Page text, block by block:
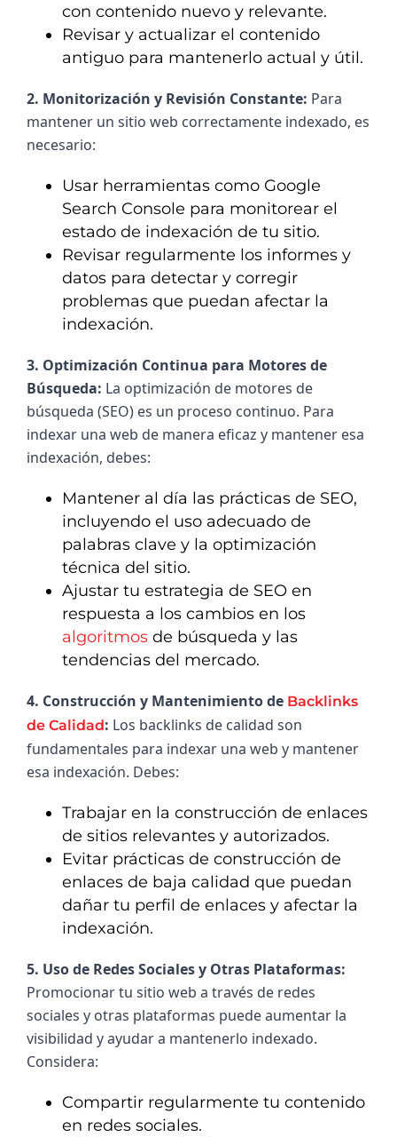
con contenido nuevo y relevante.
Revisar y actualizar el contenido
antiguo para mantenerlo actual y útil.
2. Monitorización y Revisión Constante: Para
mantener un sitio web correctamente indexado, es
necesario:
Usar herramientas como Google
Search Console para monitorear el
estado de indexación de tu sitio.
Revisar regularmente los informes y
datos para detectar y corregir
problemas que puedan afectar la
indexación.
3. Optimización Continua para Motores de
Búsqueda: La optimización de motores de
búsqueda (SEO) es un proceso continuo. Para
indexar una web de manera eficaz y mantener esa
indexación, debes:
Mantener al día las prácticas de SEO,
incluyendo el uso adecuado de
palabras clave y la optimización
técnica del sitio.
Ajustar tu estrategia de SEO en
respuesta a los cambios en los
algoritmos de búsqueda y las
tendencias del mercado.
4. Construcción y Mantenimiento de Backlinks
de Calidad: Los backlinks de calidad son
fundamentales para indexar una web y mantener
esa indexación. Debes:
Trabajar en la construcción de enlaces
de sitios relevantes y autorizados.
Evitar prácticas de construcción de
enlaces de baja calidad que puedan
dañar tu perfil de enlaces y afectar la
indexación.
Promocionar tu sitio web a través de redes
sociales y otras plataformas puede aumentar la
visibilidad y ayudar a mantenerlo indexado.
Considera:
Compartir regularmente tu contenido
en redes sociales.